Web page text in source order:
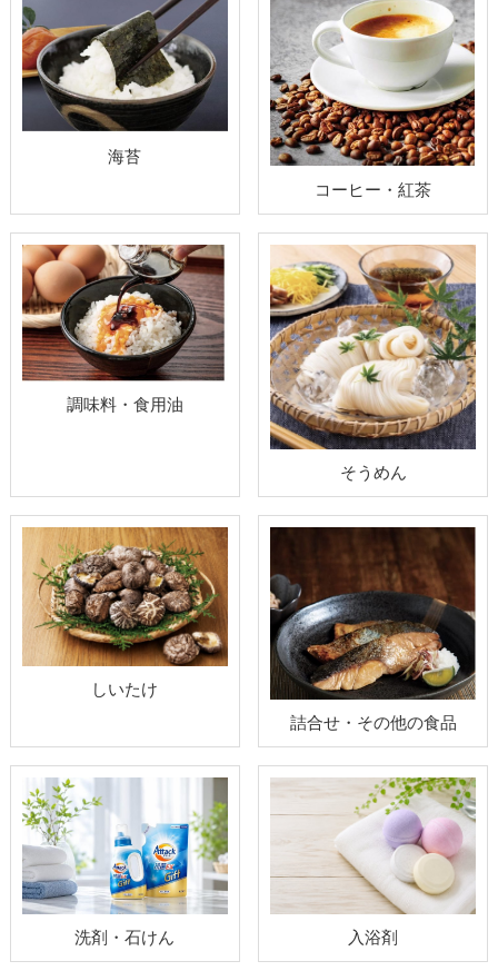
海苔
コーヒー・紅茶
調味料・食用油
そうめん
しいたけ
詰合せ・その他の食品
洗剤・石けん 入浴剤